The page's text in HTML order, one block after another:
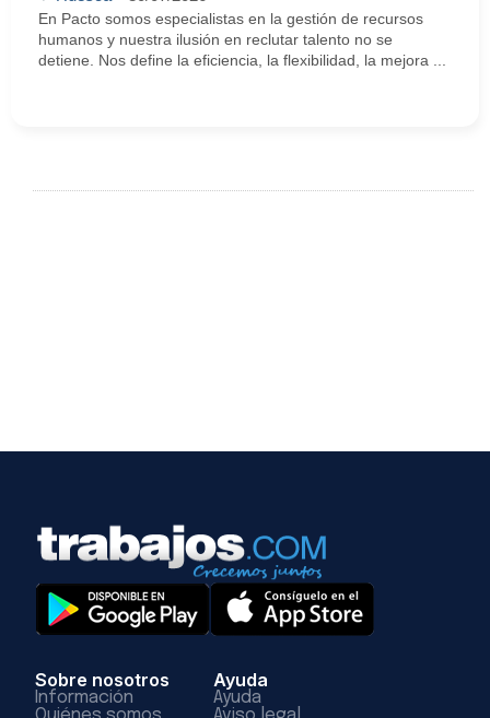
En Pacto somos especialistas en la gestión de recursos
humanos y nuestra ilusión en reclutar talento no se
detiene. Nos define la eficiencia, la flexibilidad, la mejora ...
Sobre nosotros
Información
Ayuda
Ayuda